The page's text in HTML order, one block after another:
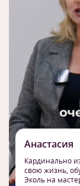
Анастасия
Кардинально
свою жизнь,
Эколь на